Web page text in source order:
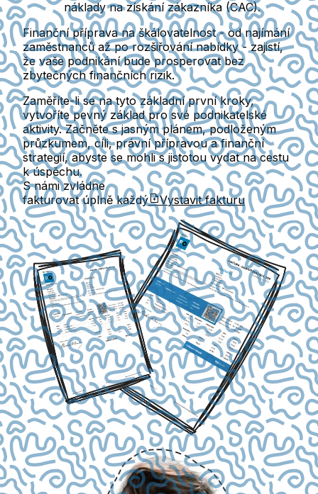
náklady na získání zákazníka (CAC).
Finanční příprava na škálovatelnost - od najímání
zaměstnanců až po rozšiřování nabídky - zajistí,
že vaše podnikání bude prosperovat bez
zbytečných finančních rizik.
Zaměříte-li se na tyto základní první kroky,
vytvoříte pevný základ pro své podnikatelské
aktivity. Začněte s jasným plánem, podloženým
průzkumem, cíli, právní přípravou a finanční
strategií, abyste se mohli s jistotou vydat na cestu
k úspěchu.
S námi zvládne
fakturovat úplně každý
Vystavit fakturu